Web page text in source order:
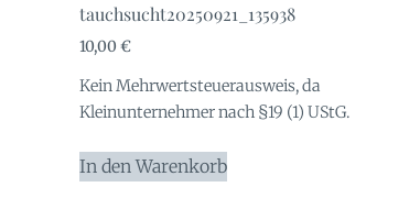
tauchsucht20250921_135938
10,00 €
Kein Mehrwertsteuerausweis, da
Kleinunternehmer nach §19 (1) UStG.
In den Warenkorb